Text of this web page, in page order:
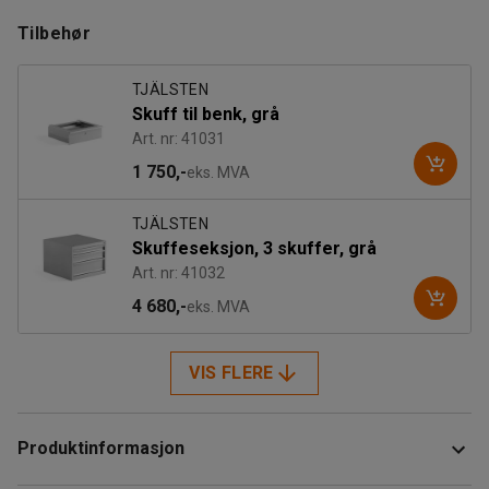
Tilbehør
TJÄLSTEN
Skuff til benk, grå
Art. nr: 41031
1 750,-eks. MVA
TJÄLSTEN
Skuffeseksjon, 3 skuffer, grå
Art. nr: 41032
4 680,-eks. MVA
VIS FLERE
Produktinformasjon